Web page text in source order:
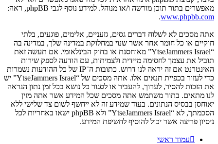
מאפשרים בתור תוכן מורשה ו/או מנוהל. למידע נוסף לגבי phpBB, ראה:
www.phpbb.com
.
אתה מסכים לא לשלוח דברים גסים, גזעניים, אלימים, פוגעים, בלתי
חוקיים או כל חומר אחר אשר שנוי במחלוקת במדינה שלך, במדינה בה
“YtseJammers Israel” מאוחסנת או בחוק הבינלאומי. אם תעשה זאת
תוביל את עצמך לחסימה מיידית ולצמיתות, עם הודעה לספק שירות
האינטרנט אם זה יראה לנו דרוש. כתובות ה־IP של כל ההודעות נשמרות
כדי לעזור בכפיית תנאים אלו. אתה מסכים של “YtseJammers Israel” יש
את הזכות להסיר, לערוך, להעביר או לסגור כל נושא בכל זמן נתון הנראה
לנו מתאים. בתור משתמש אתה מסכים שכל המידע אשר אתה מזין
יאוחסן בבסיס הנתונים. בעוד שמידע זה לא ייחשף לשום צד שלישי ללא
הסכמתך, לא “YtseJammers Israel” ולא phpBB ישאו באחריות לכל
ניסיון פריצה אשר יכול להוסיף לחשיפת המידע.
עמוד ראשי